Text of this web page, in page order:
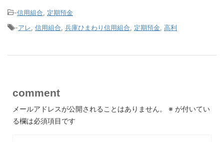
-信用組合, 定期預金
-アレ, 信用組合, 兵庫ひまわり信用組合, 定期預金, 高利
comment
メールアドレスが公開されることはありません。 ※ が付いてい
る欄は必須項目です